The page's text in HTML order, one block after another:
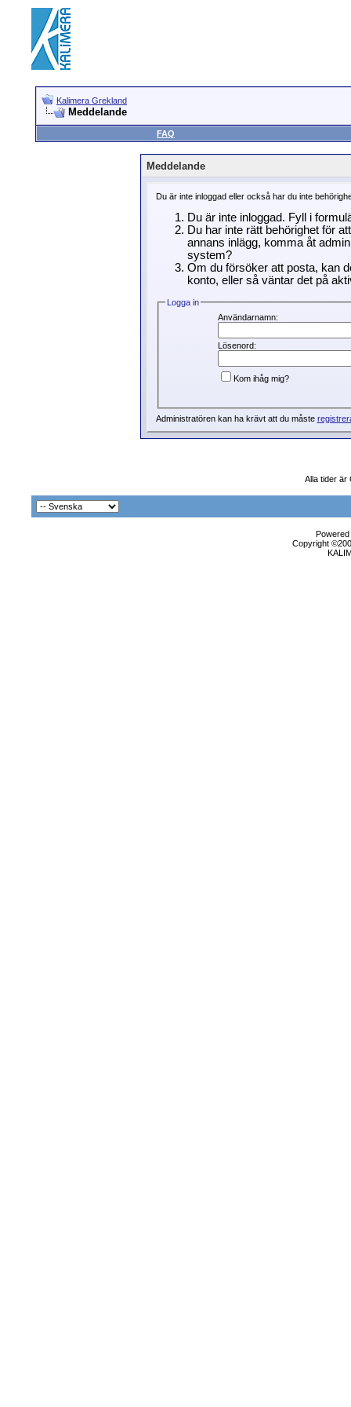
Kalimera Grekland
Meddelande
FAQ
Meddelande
Du är inte inloggad eller också har du inte
Du är inte inloggad. Fyll i
Du har inte rätt behörighet för
annans inlägg, komma åt
system?
Om du försöker att posta, kan
konto, eller så väntar det på
Logga in
Användarnamn:
Lösenord:
Kom ihåg mig?
Administratören kan ha krävt att du måste
Alla tider är
Copyright